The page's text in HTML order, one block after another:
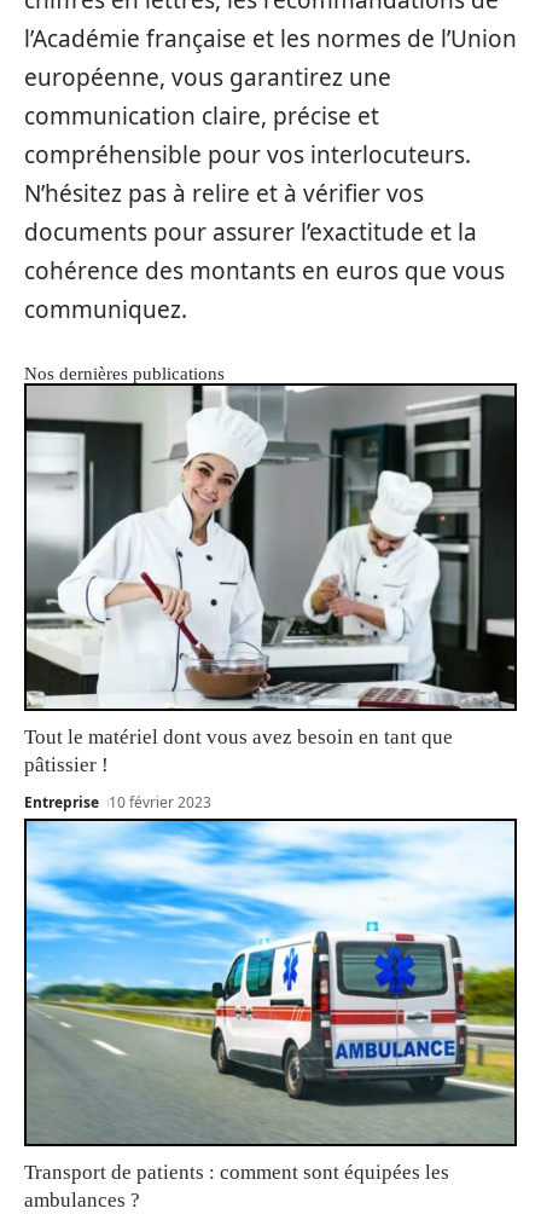
l’Académie française et les normes de l’Union
européenne, vous garantirez une
communication claire, précise et
compréhensible pour vos interlocuteurs.
N’hésitez pas à relire et à vérifier vos
documents pour assurer l’exactitude et la
cohérence des montants en euros que vous
communiquez.
Nos dernières publications
Tout le matériel dont vous avez besoin en tant que
pâtissier !
Entreprise 10 février 2023
Transport de patients : comment sont équipées les
ambulances ?